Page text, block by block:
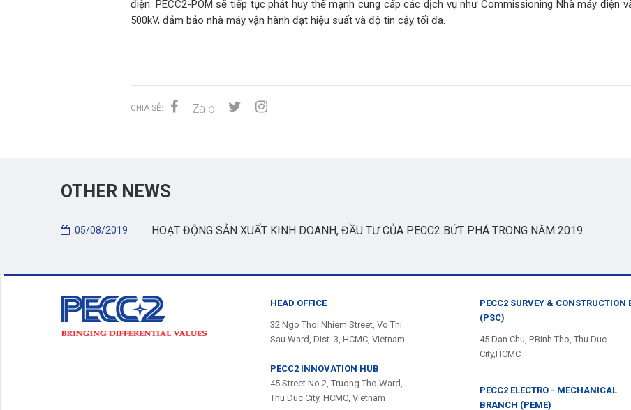
điện. PECC2-POM sẽ tiếp tục phát huy thế mạnh cung cấp các dịch vụ như Commissioning Nhà máy điện
500kV, đảm bảo nhà máy vận hành đạt hiệu suất và độ tin cậy tối đa.
CHIA SẺ:
OTHER NEWS
HOẠT ĐỘNG SẢN XUẤT KINH DOANH, ĐẦU TƯ CỦA PECC2 BỨT PHÁ TRONG NĂM 2019
05/08/2019
HEAD OFFICE
32 Ngo Thoi Nhiem Street, Vo Thi
Sau Ward, Dist. 3, HCMC, Vietnam
PECC2 INNOVATION HUB
45 Street No.2, Truong Tho Ward,
Thu Duc City, HCMC, Vietnam
PECC2 SURVEY & CONSTRUCTION
(PSC)
45 Dan Chu, P.Binh Tho, Thu Duc
City,HCMC
PECC2 ELECTRO - MECHANICAL
BRANCH (PEME)